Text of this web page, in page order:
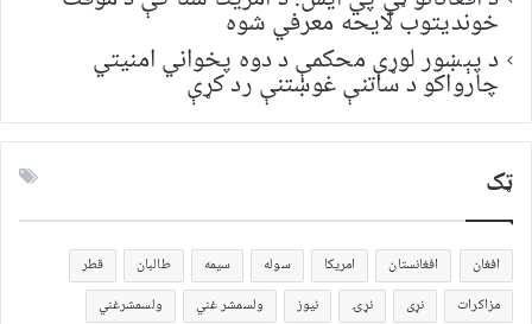
خونديتوب لایحه معرفي شوه
د پېښور لوړې محکمې د دوه پخواني امنیتي
چارواکو د ساتنې غوښتنې رد کړې
ټک
افغان افغانستان امریکا سوله سیمه طالبان
قطر
مزاکرات
نړی نړۍ نیوز ولسمشر غني
ولسمشرغني